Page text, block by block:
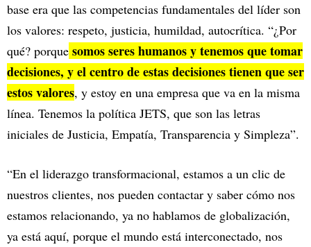
base era que las competencias fundamentales del líder son
los valores: respeto, justicia, humildad, autocrítica. “¿Por
qué? porque somos seres humanos y tenemos que tomar
decisiones, y el centro de estas decisiones tienen que ser
estos valores, y estoy en una empresa que va en la misma
línea. Tenemos la política JETS, que son las letras
iniciales de Justicia, Empatía, Transparencia y Simpleza”.
“En el liderazgo transformacional, estamos a un clic de
nuestros clientes, nos pueden contactar y saber cómo nos
estamos relacionando, ya no hablamos de globalización,
ya está aquí, porque el mundo está interconectado, nos